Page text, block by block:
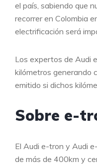
el país, sabiendo que
recorrer en Colombia
electrificación será
Los expertos de Audi
kilómetros generando
emitido si dichos
Sobre e-
El Audi e-tron y Audi
de más de 400km y